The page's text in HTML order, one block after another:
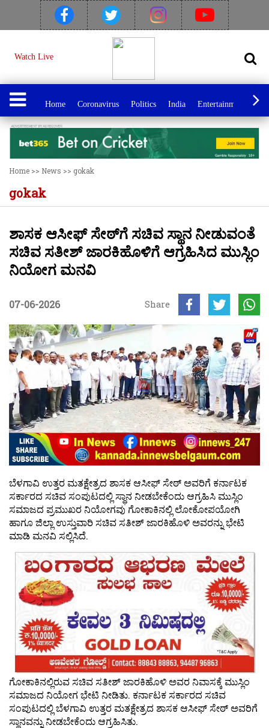
Watch Live
Home Coronavirus Politics India Entertainment
Home >> News >> gokak
gokak
ಶಾಸಕ ಆಸೀಫ್ ಸೇಠ್‌ಗೆ ಸಚಿವ ಸ್ಥಾನ ನೀಡುವಂತೆ
ಸಚಿವ ಸತೀಶ್ ಜಾರಕಿಹೊಳಿಗೆ ಆಗ್ರಹಿಸಿದ ಮುಸ್ಲಿಂ
ನಿಯೋಗ ಮನವಿ
07-06-2026 Share
ಬೆಳಗಾವಿ ಉತ್ತರ ಮತಕ್ಷೇತ್ರದ ಶಾಸಕ ಆಸೀಫ್ ಸೇಠ್ ಅವರಿಗೆ ಕರ್ನಾಟಕ
ಸರ್ಕಾರದ ಸಚಿವ ಸಂಪುಟದಲ್ಲಿ ಸ್ಥಾನ ನೀಡಬೇಕೆಂದು ಆಗ್ರಹಿಸಿ ಮುಸ್ಲಿಂ
ಸಮಾಜದ ಪ್ರಮುಖರ ನಿಯೋಗವು ಗೋಕಾಕಿನಲ್ಲಿ ಲೋಕೋಪಯೋಗಿ
ಹಾಗೂ ಜಿಲ್ಲಾ ಉಸ್ತುವಾರಿ ಸಚಿವ ಸತೀಶ್ ಜಾರಕಿಹೊಳಿ ಅವರನ್ನು ಭೇಟಿ
ಮಾಡಿ ಮನವಿ ಸಲ್ಲಿಸಿದೆ.
ಗೋಕಾಕಿನಲ್ಲಿರುವ ಸಚಿವ ಸತೀಶ್ ಜಾರಕಿಹೊಳಿ ಅವರ ನಿವಾಸಕ್ಕೆ ಮುಸ್ಲಿಂ
ಸಮಾಜದ ನಿಯೋಗ ಭೇಟಿ ನೀಡಿತು. ಕರ್ನಾಟಕ ಸರ್ಕಾರದ ಸಚಿವ
ಸಂಪುಟದಲ್ಲಿ ಬೆಳಗಾವಿ ಉತ್ತರ ಮತಕ್ಷೇತ್ರದ ಶಾಸಕ ಆಸೀಫ್ ಸೇಠ್ ಅವರಿಗೆ
ಸ್ಥಾನವನ್ನು ನೀಡಬೇಕೆಂದು ಆಗ್ರಹಿಸಿತು.